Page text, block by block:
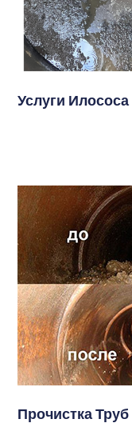
Услуги Илососа
Прочистка Труб